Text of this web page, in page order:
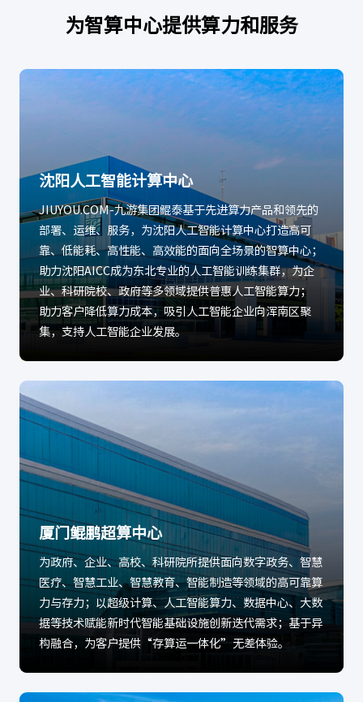
为智算中心提供算力和服务
沈阳人工智能计算中心
JIUYOU.COM-九游集团鲲泰基于先进算力产品和领先的
部署、运维、服务，为沈阳人工智能计算中心打造高可
靠、低能耗、高性能、高效能的面向全场景的智算中心；
助力沈阳AICC成为东北专业的人工智能训练集群，为企
业、科研院校、政府等多领域提供普惠人工智能算力；
助力客户降低算力成本，吸引人工智能企业向浑南区聚
集，支持人工智能企业发展。
厦门鲲鹏超算中心
为政府、企业、高校、科研院所提供面向数字政务、智慧
医疗、智慧工业、智慧教育、智能制造等领域的高可靠算
力与存力；以超级计算、人工智能算力、数据中心、大数
据等技术赋能新时代智能基础设施创新迭代需求；基于异
构融合，为客户提供“存算运一体化”无差体验。